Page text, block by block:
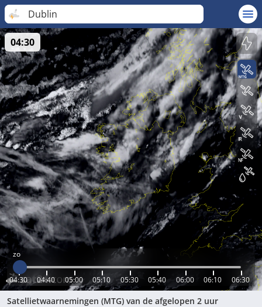
Dublin
zo
04:30 04:40 05:00 05:10 05:30 05:40 06:00 06:10 06:30
04:30
Satellietwaarnemingen (MTG) van de afgelopen 2 uur